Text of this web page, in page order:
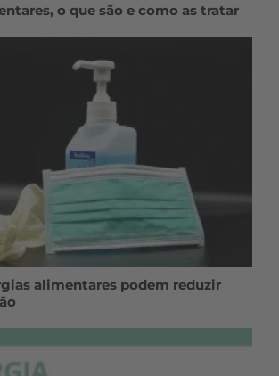
o que são e como as tratar
alimentares podem reduzir